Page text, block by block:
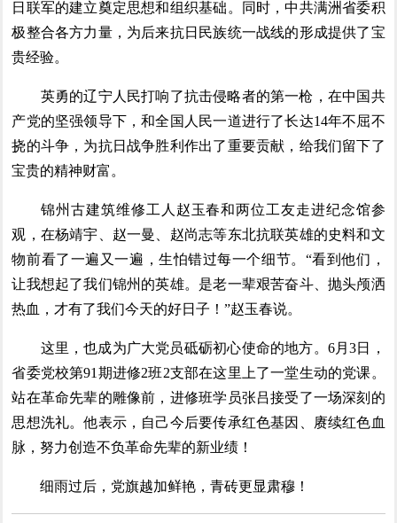
日联军的建立奠定思想和组织基础。同时，中共满洲省委积
极整合各方力量，为后来抗日民族统一战线的形成提供了宝
贵经验。
英勇的辽宁人民打响了抗击侵略者的第一枪，在中国共
产党的坚强领导下，和全国人民一道进行了长达14年不屈不
挠的斗争，为抗日战争胜利作出了重要贡献，给我们留下了
宝贵的精神财富。
锦州古建筑维修工人赵玉春和两位工友走进纪念馆参
观，在杨靖宇、赵一曼、赵尚志等东北抗联英雄的史料和文
物前看了一遍又一遍，生怕错过每一个细节。“看到他们，
让我想起了我们锦州的英雄。是老一辈艰苦奋斗、抛头颅洒
热血，才有了我们今天的好日子！”赵玉春说。
这里，也成为广大党员砥砺初心使命的地方。6月3日，
省委党校第91期进修2班2支部在这里上了一堂生动的党课。
站在革命先辈的雕像前，进修班学员张吕接受了一场深刻的
思想洗礼。他表示，自己今后要传承红色基因、赓续红色血
脉，努力创造不负革命先辈的新业绩！
细雨过后，党旗越加鲜艳，青砖更显肃穆！